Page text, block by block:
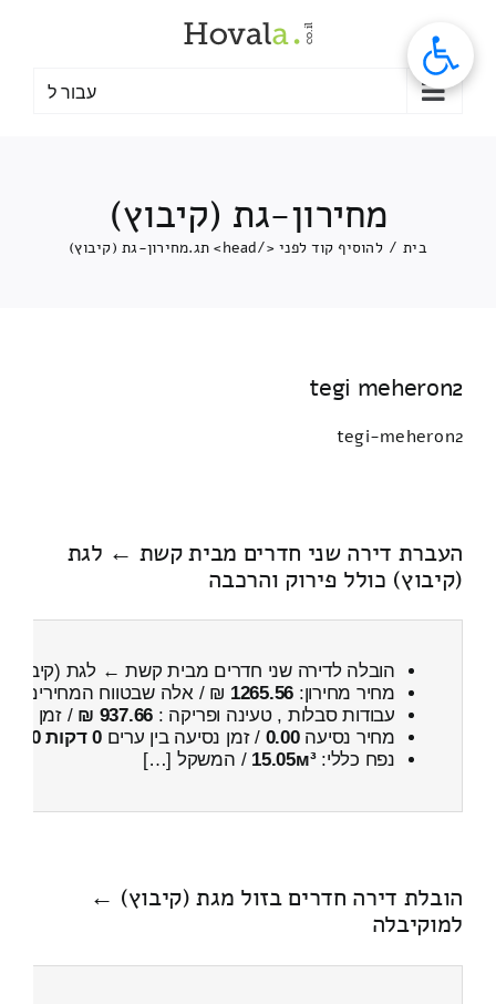
עבור ל
מחירון-גת (קיבוץ)
בית / להוסיף קוד לפני </head> תג. מחירון-גת (קיבוץ)
tegi meheron2
tegi-meheron2
העברת דירה שני חדרים מבית קשת ← לגת
(קיבוץ) כולל פירוק והרכבה
הובלה לדירה שני חדרים מבית קשת ← לגת (קיבוץ)
מחיר מחירון: 1265.56 ₪ / אלה שבטווח המחירים
עבודות סבלות , טעינה ופריקה : 937.66 ₪ / זמן :
מחיר נסיעה0.00 / זמן נסיעה בין ערים0 דקות 0 שניות
נפח כללי:15.05м³ / המשקל […]
הובלת דירה חדרים בזול מגת (קיבוץ) ←
למוקיבלה